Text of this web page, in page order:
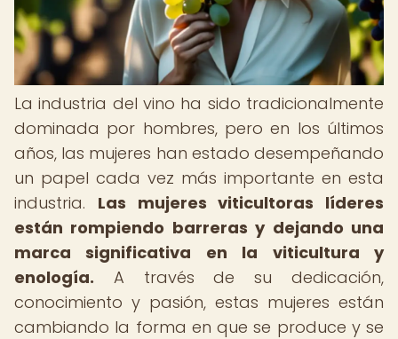
La industria del vino ha sido tradicionalmente
dominada por hombres, pero en los últimos
años, las mujeres han estado desempeñando
un papel cada vez más importante en esta
industria. Las mujeres viticultoras líderes
están rompiendo barreras y dejando una
marca significativa en la viticultura y
enología. A través de su dedicación,
conocimiento y pasión, estas mujeres están
cambiando la forma en que se produce y se